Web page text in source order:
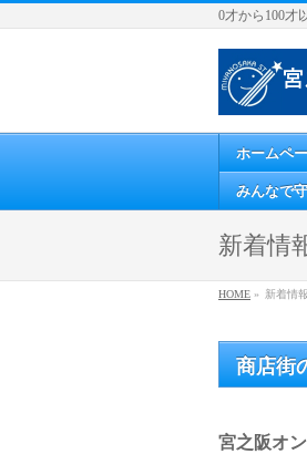
0才から100才
ホームペ
みんなで
新着情
HOME » 新着情
商店街
宮之阪オ